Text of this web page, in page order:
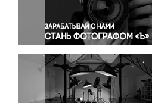
Правосудие
Происшествия и конфликты
Религия
Светская жизнь
Спорт
Экология
Экономика и бизнес